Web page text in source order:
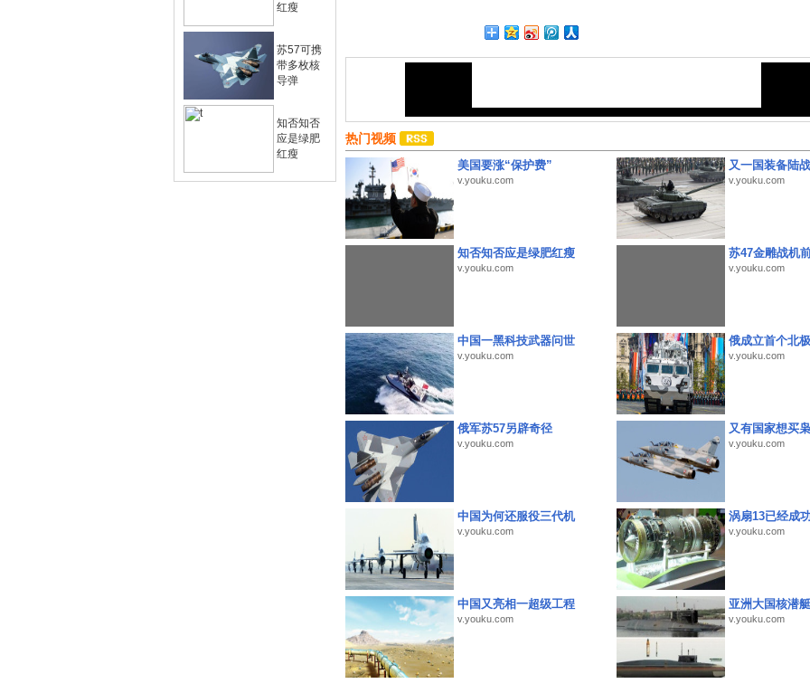
红瘦
苏57可携
带多枚核
导弹
知否知否
应是绿肥
红瘦
热门视频
美国要涨“保护费”
v.youku.com
又一国装备陆
v.youku.com
知否知否应是绿肥红瘦
v.youku.com
苏47金雕战机
v.youku.com
中国一黑科技武器问世
v.youku.com
俄成立首个北
v.youku.com
俄军苏57另辟奇径
v.youku.com
又有国家想买
v.youku.com
中国为何还服役三代机
v.youku.com
涡扇13已经成
v.youku.com
中国又亮相一超级工程
v.youku.com
亚洲大国核潜
v.youku.com